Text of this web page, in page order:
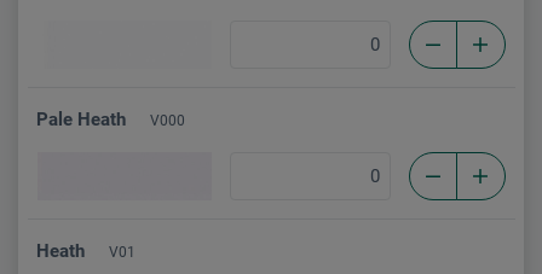
Pale Heath V000
Heath V01